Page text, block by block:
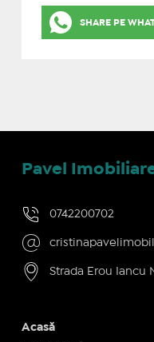
SHARE PE
Pavel
0742200702
Strada Erou Iancu
Acasă